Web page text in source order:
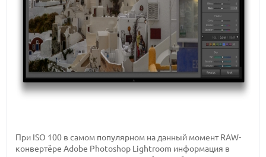
При ISO 100 в самом популярном на данный момент RAW-
конвертёре Adobe Photoshop Lightroom информация в